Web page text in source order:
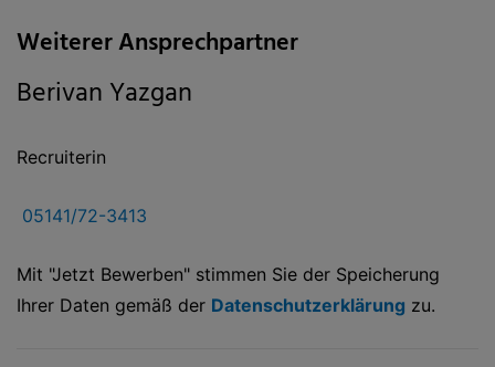
Weiterer Ansprechpartner
Berivan Yazgan
Recruiterin
05141/72-3413
Mit "Jetzt Bewerben" stimmen Sie der Speicherung
Ihrer Daten gemäß der Datenschutzerklärung zu.